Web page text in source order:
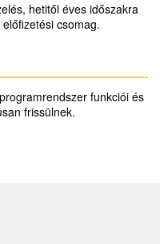
hetitől éves időszakra
csomag.
funkciói és
frissülnek.